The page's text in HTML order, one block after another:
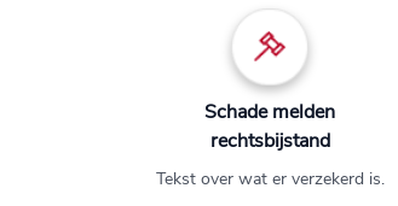
Schade melden
rechtsbijstand
Tekst over wat er verzekerd is.